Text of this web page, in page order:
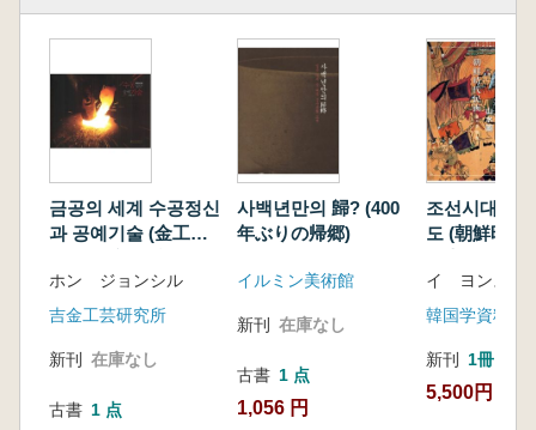
금공의 세계 수공정신
과 공예기술 (金工の
芸技術)
ホン ジョンシル
吉金工芸研究所
新刊 在庫なし
古書 1 点
사백년만의 歸? (400
年ぶりの帰郷)
イルミン美術館
新刊 在庫なし
古書 1 点
1,056 円
조선시대민
도 (朝鮮時代
イ ヨンス
韓国学資料院
新刊 1冊
5,500円